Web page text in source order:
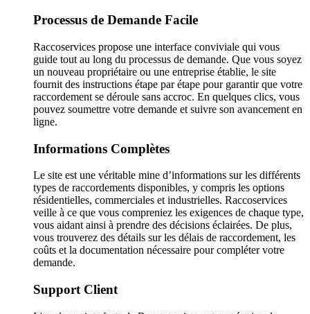
Processus de Demande Facile
Raccoservices propose une interface conviviale qui vous
guide tout au long du processus de demande. Que vous soyez
un nouveau propriétaire ou une entreprise établie, le site
fournit des instructions étape par étape pour garantir que votre
raccordement se déroule sans accroc. En quelques clics, vous
pouvez soumettre votre demande et suivre son avancement en
ligne.
Informations Complètes
Le site est une véritable mine d’informations sur les différents
types de raccordements disponibles, y compris les options
résidentielles, commerciales et industrielles. Raccoservices
veille à ce que vous compreniez les exigences de chaque type,
vous aidant ainsi à prendre des décisions éclairées. De plus,
vous trouverez des détails sur les délais de raccordement, les
coûts et la documentation nécessaire pour compléter votre
demande.
Support Client